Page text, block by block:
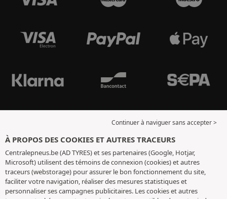
Continuer à naviguer sans accepter >
À PROPOS DES COOKIES ET AUTRES TRACEURS
Centralepneus.be (AD TYRES) et ses partenaires (Google, Hotjar,
Microsoft) utilisent des témoins de connexion (cookies) et autres
traceurs (webstorage) pour assurer le bon fonctionnement du site,
faciliter votre navigation, réaliser des mesures statistiques et
personnaliser ses campagnes publicitaires. Les cookies et autres